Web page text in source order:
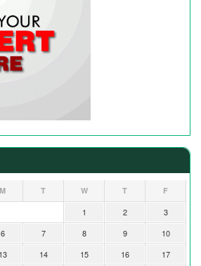
M T W T F
1 2
3
6 7 8 9
10
13 14 15 16
17